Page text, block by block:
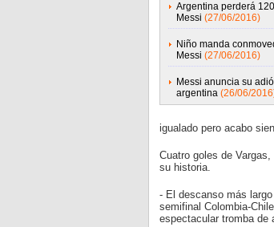
Argentina perderá
Messi (27/06/2016)
Niño manda
Messi (27/06/2016)
Messi anuncia su
argentina (26/06/
igualado pero acabo
Cuatro goles de
su historia.
- El descanso más
semifinal Colombia-
espectacular tromba de